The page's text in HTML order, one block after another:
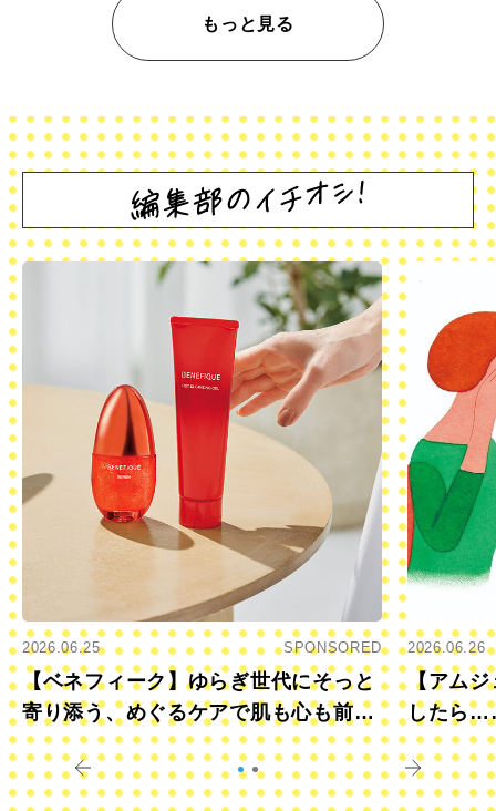
もっと見る
2026.06.25 SPONSORED
【ベネフィーク】ゆらぎ世代にそっと
寄り添う、めぐるケアで肌も心も前向
きに
2026.06.26
【アムジ
したら
すか？